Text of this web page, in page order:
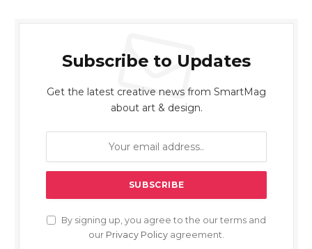
Subscribe to Updates
Get the latest creative news from SmartMag
about art & design.
By signing up, you agree to the our terms and
our Privacy Policy agreement.